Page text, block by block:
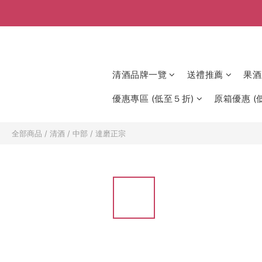
清酒品牌一覽 送禮推薦 果
優惠專區 (低至５折) 原箱優惠 (
全部商品 / 清酒 / 中部 / 達磨正宗